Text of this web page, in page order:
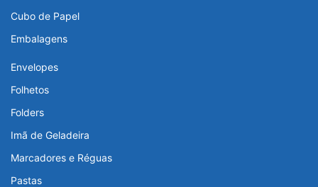
Cubo de Papel
Embalagens
Envelopes
Folhetos
Folders
Imã de Geladeira
Marcadores e Réguas
Pastas